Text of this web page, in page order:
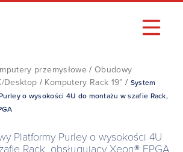
przemysłowe /Obudowy
Desktop / Komputery Rack 19” / System
o wysokości 4U do montażu w szafie Rack,
Platformy Purley o wysokości 4U
Rack, obsługujący Xeon® FPGA